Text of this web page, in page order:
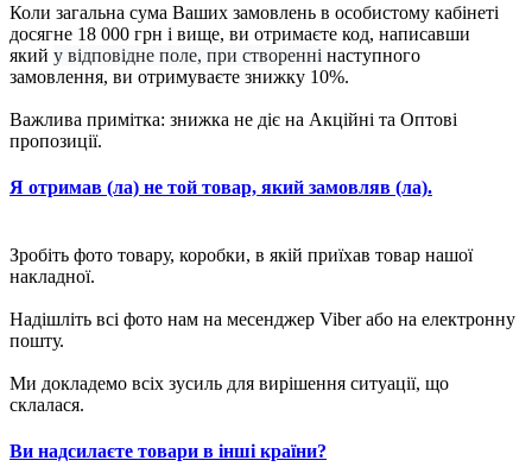
Коли загальна сума Ваших замовлень в особистому кабінеті
досягне 18 000 грн і вище, ви отримаєте код, написавши
який у відповідне поле, при створенні наступного
замовлення, ви отримуваєте знижку 10%.
Важлива примітка: знижка не діє на Акційні та Оптові
пропозиції.
Я отримав (ла) не той товар, який замовляв (ла).
Зробіть фото товару, коробки, в якій приїхав товар нашої
накладної.
Надішліть всі фото нам на месенджер Viber або на електронну
пошту.
Ми докладемо всіх зусиль для вирішення ситуації, що
склалася.
Ви надсилаєте товари в інші країни?